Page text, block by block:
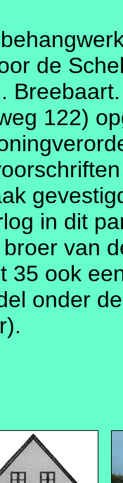
de
122)
in dit
van
35 ook
onder